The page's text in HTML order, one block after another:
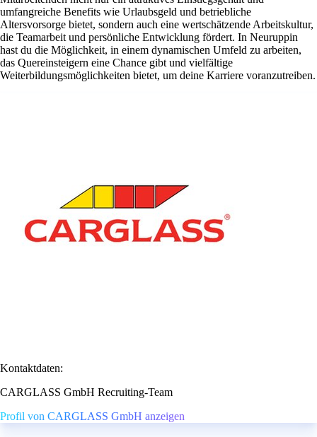
umfangreiche Benefits wie Urlaubsgeld und betriebliche
Altersvorsorge bietet, sondern auch eine wertschätzende Arbeitskultur,
die Teamarbeit und persönliche Entwicklung fördert. In Neuruppin
hast du die Möglichkeit, in einem dynamischen Umfeld zu arbeiten,
das Quereinsteigern eine Chance gibt und vielfältige
Weiterbildungsmöglichkeiten bietet, um deine Karriere voranzutreiben.
Kontaktdaten:
CARGLASS GmbH Recruiting-Team
Profil von CARGLASS GmbH anzeigen